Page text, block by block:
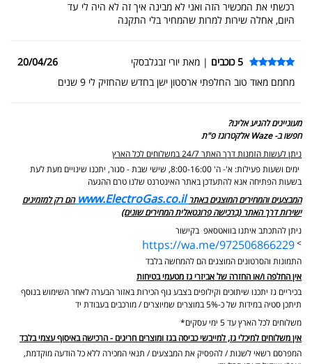
רכשתי את המכשיר הזה ואני לא מבינה איך זה לא היה לי עד
היום, אחלה שירות למרות שהמחיר בלי התקנה
5 כוכבים | מאת יורי זבגלבסקי
20/04/26
מחמם מאוד טוב החלפתי ארסטון ישן בחדש שהחזיק לי 9 שנים
מעוניינים להגיע אלינו?
חפשו ב- Waze אלקטרוגז פ"ת
ניתן לעשות הזמנות דרך האתר 24/7 במשלוחים לכל הארץ
ימים ושעות פעילות: א'- ה' 8:00-16:00, שישי שבת - סגור,
יתכנו שינויים מעת לעת
בשעות הפתיחה אנא להתעדכן באתר האינטרנט שלנו טרם ההגעה
המבצעים והמחירים המוצגים באתר www.ElectroGas.co.il הם רק למזמינים
ישירות דרך האתר (ברכישה פרונטאלית המחירים שונים)
ניתן להתכתב איתנו בוואטסאפ בקישור
>
https://wa.me/972506866229
התמונות והסרטונים המוצגים הם להמחשה בלבד
אין החלפה ו/או החזרה של אביזרי גז מטעמי בטיחות
בכיריים גז יתכנו שיתוכים וקילופים בצבע גוף הכירות באזור הבערה לאחר השימוש בנוסף
תיתכן סטיה במידות של כ-5% במוצרים שמיוצרים / מורכבים בעבודת יד
משלוחים לכל הארץ עד 5 ימי עסקים*
אין משלוחים למיכלי גז, למייבשי כביסה בגז ומוצרים חריגים - הרכישה באיסוף עצמי בלבד
המפרסם רשאי לשנות / להפסיק את המבצעים / תנאי המכירה ללא כל הודעה מוקדמת,